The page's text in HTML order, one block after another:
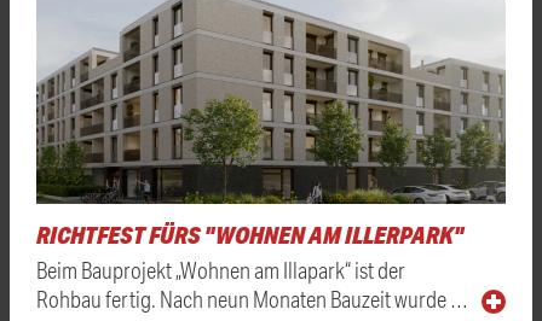
RICHTFEST FÜRS "WOHNEN AM ILLERPARK"
Beim Bauprojekt „Wohnen am Illapark“ ist der
Rohbau fertig. Nach neun Monaten Bauzeit wurde …